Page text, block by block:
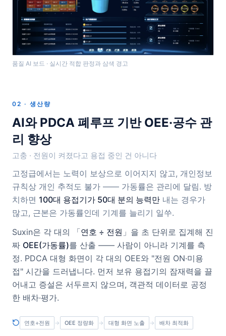
품질 AI 보드 · 실시간 적합 판정과 삼색 경고
02 · 생산량
AI와 PDCA 폐루프 기반 OEE·공수 관
리 향상
고충 · 전원이 켜졌다고 용접 중인 건 아니다
고정급에서는 노력이 보상으로 이어지지 않고, 개인정보
규칙상 개인 추적도 불가 —— 가동률은 관리에 달림. 방
치하면 100대 용접기가 50대 분의 능력만 내는 경우가
많고, 근본은 가동률인데 기계를 늘리기 일쑤.
Suxin은 각 대의 「연호 ÷ 전원 」을 초 단위로 집계해 진
짜 OEE(가동률)를 산출 —— 사람이 아니라 기계를 측
정. PDCA 대형 화면이 각 대의 OEE와 "전원 ON·미용
접" 시간을 드러냅니다. 먼저 보유 용접기의 잠재력을 끌
어내고 증설은 서두르지 않으며, 객관적 데이터로 공정
한 배차·평가.
연호÷전원 → OEE 정량화 → 대형 화면 노출 → 배차 최적화